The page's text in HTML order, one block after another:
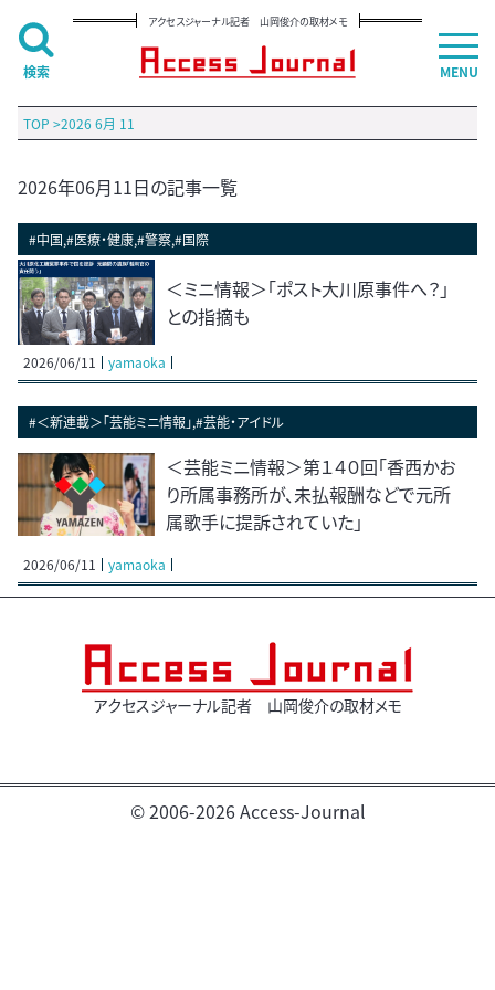
アクセスジャーナル記者 山岡俊介の取材メモ
TOP >2026 6月 11
2026年06月11日の記事一覧
#中国,#医療・健康,#警察,#国際
＜ミニ情報＞「ポスト大川原事件へ？」
との指摘も
2026/06/11 yamaoka
#＜新連載＞「芸能ミニ情報」,#芸能・アイドル
＜芸能ミニ情報＞第１４０回「香西かお
り所属事務所が、未払報酬などで元所
属歌手に提訴されていた」
2026/06/11 yamaoka
アクセスジャーナル記者 山岡俊介の取材メモ
© 2006-2026 Access-Journal
MENU
検索